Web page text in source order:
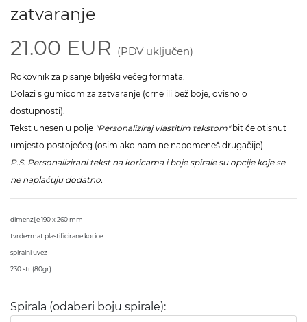
zatvaranje
21.00 EUR (PDV uključen)
Rokovnik za pisanje bilješki većeg formata.
Dolazi s gumicom za zatvaranje (crne ili bež boje, ovisno o
dostupnosti).
Tekst unesen u polje "Personaliziraj vlastitim tekstom"bit će otisnut
umjesto postojećeg (osim ako nam ne napomeneš drugačije).
P.S. Personalizirani tekst na koricama i boje spirale su opcije koje se
ne naplaćuju dodatno.
dimenzije 190 x 260 mm
tvrde+mat plastificirane korice
spiralni uvez
230 str (80gr)
Spirala (odaberi boju spirale):